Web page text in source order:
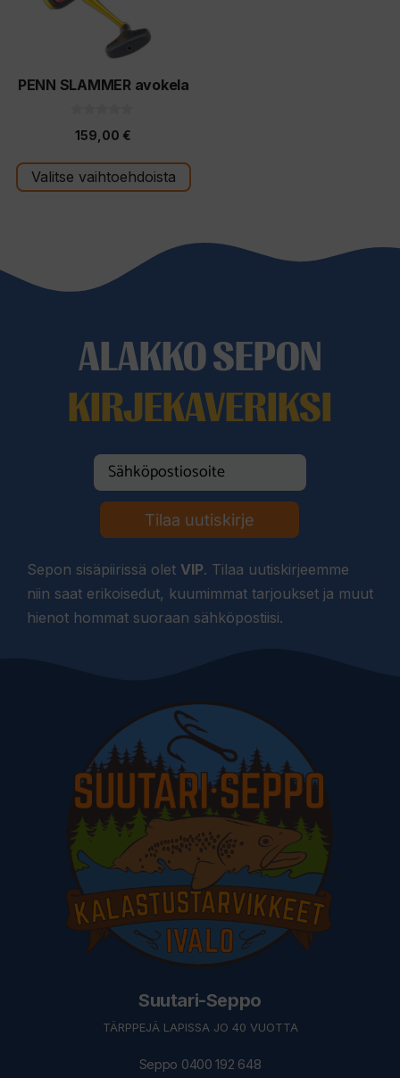
PENN SLAMMER avokela
s
t
ä
159,00 €
Valitse vaihtoehdoista
tuotteen
ALAKKO SEPON
KIRJEKAVERIKSI
Tilaa uutiskirje
Sepon sisäpiirissä olet VIP. Tilaa uutiskirjeemme
niin saat erikoisedut, kuumimmat tarjoukset ja muut
hienot hommat suoraan sähköpostiisi.
Suutari-Seppo
TÄRPPEJÄ LAPISSA JO 40 VUOTTA
Seppo 0400 192 648